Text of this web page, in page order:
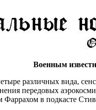
Военным
различных вида,
передовых
в подкасте